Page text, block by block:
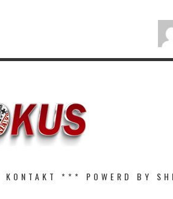
KONTAKT *** POWERD BY